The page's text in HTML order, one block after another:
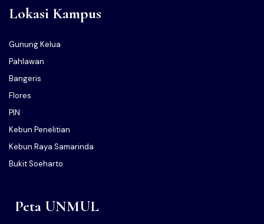
Lokasi Kampus
Gunung Kelua
Pahlawan
Bangeris
Flores
PIN
Kebun Penelitian
Kebun Raya Samarinda
Bukit Soeharto
Peta UNMUL